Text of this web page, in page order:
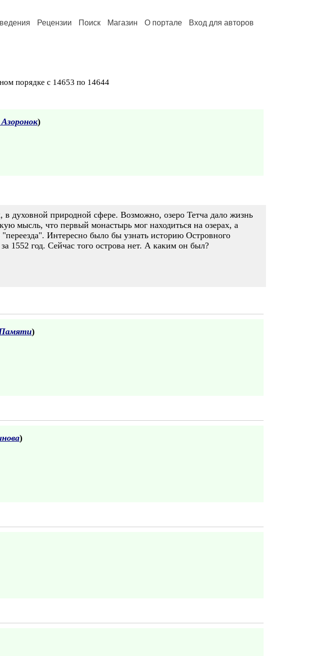
Рецензии Поиск Магазин О портале Вход для авторов
порядке с 14653 по 14644
)
духовной природной сфере. Возможно, озеро Тетча дало жизнь
мысль, что первый монастырь мог находиться на озерах, а
Интересно было бы узнать историю Островного
1552 год. Сейчас того острова нет. А каким он был?
)
)